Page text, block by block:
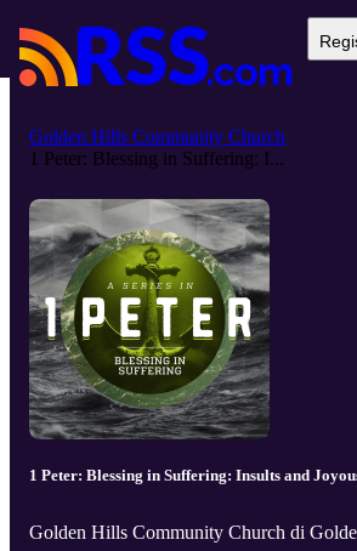
Golden Hills Community Church
1 Peter: Blessing in Suffering: I...
1 Peter: Blessing in Suffering: Insults and
Golden Hills Community Church di